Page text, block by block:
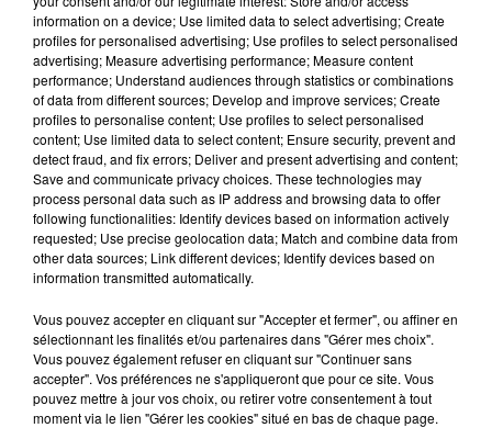
TITRES DIFFUSÉS
15h38
15h38
NELLY FURTADO
Say It Right
15h36
15h36
ALEX WARREN
Fever Dream
15h29
15h29 15h26
15h26
information on a device; Use limited data to select advertising; Create
profiles for personalised advertising; Use profiles to select personalised
advertising; Measure advertising performance; Measure content
performance; Understand audiences through statistics or combinations
of data from different sources; Develop and improve services; Create
profiles to personalise content; Use profiles to select personalised
content; Use limited data to select content; Ensure security, prevent and
detect fraud, and fix errors; Deliver and present advertising and content;
Save and communicate privacy choices. These technologies may
process personal data such as IP address and browsing data to offer
following functionalities: Identify devices based on information actively
requested; Use precise geolocation data; Match and combine data from
other data sources; Link different devices; Identify devices based on
information transmitted automatically.
Vous pouvez accepter en cliquant sur "Accepter et fermer", ou affiner en
sélectionnant les finalités et/ou partenaires dans "Gérer mes choix".
Vous pouvez également refuser en cliquant sur "Continuer sans
accepter". Vos préférences ne s'appliqueront que pour ce site. Vous
pouvez mettre à jour vos choix, ou retirer votre consentement à tout
moment via le lien "Gérer les cookies" situé en bas de chaque page.